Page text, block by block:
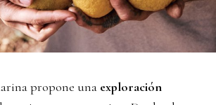
propone una exploración